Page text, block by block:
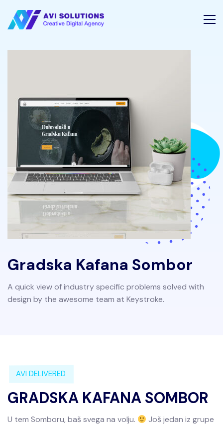
Gradska Kafana Sombor
A quick view of industry specific problems solved with
design by the awesome team at Keystroke.
AVI DELIVERED
GRADSKA KAFANA SOMBOR
U tem Somboru, baš svega na volju.
Još jedan iz grupe